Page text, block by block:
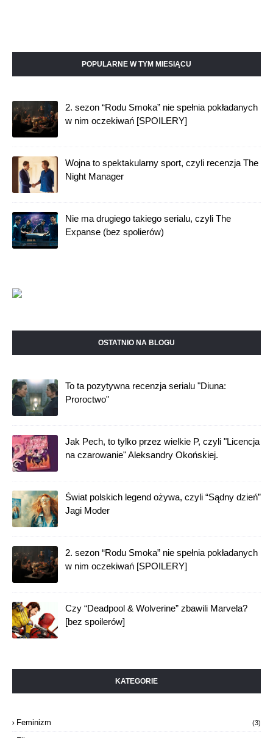
POPULARNE W TYM MIESIĄCU
2. sezon “Rodu Smoka” nie spełnia pokładanych
w nim oczekiwań [SPOILERY]
Wojna to spektakularny sport, czyli recenzja The
Night Manager
Nie ma drugiego takiego serialu, czyli The
Expanse (bez spolierów)
OSTATNIO NA BLOGU
To ta pozytywna recenzja serialu "Diuna:
Proroctwo"
Jak Pech, to tylko przez wielkie P, czyli "Licencja
na czarowanie" Aleksandry Okońskiej.
Świat polskich legend ożywa, czyli “Sądny dzień”
Jagi Moder
2. sezon “Rodu Smoka” nie spełnia pokładanych
w nim oczekiwań [SPOILERY]
Czy “Deadpool & Wolverine” zbawili Marvela?
[bez spoilerów]
KATEGORIE
Feminizm (3)